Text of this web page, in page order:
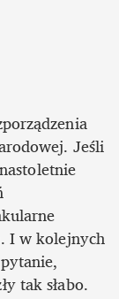
Jeśli
I w kolejnych
tak słabo.